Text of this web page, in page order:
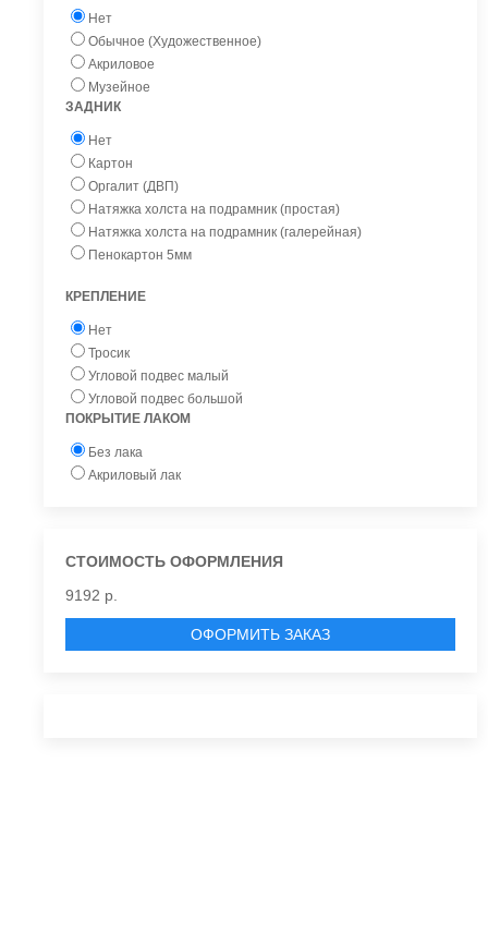
Нет
Обычное (Художественное)
Акриловое
Музейное
ЗАДНИК
Нет
Картон
Оргалит (ДВП)
Натяжка холста на подрамник (простая)
Натяжка холста на подрамник (галерейная)
Пенокартон 5мм
КРЕПЛЕНИЕ
Нет
Тросик
Угловой подвес малый
Угловой подвес большой
ПОКРЫТИЕ ЛАКОМ
Без лака
Акриловый лак
СТОИМОСТЬ ОФОРМЛЕНИЯ
9192 р.
ОФОРМИТЬ ЗАКАЗ